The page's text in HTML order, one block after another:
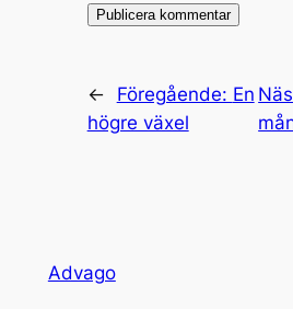
← Föregående: En
högre växel
Advago